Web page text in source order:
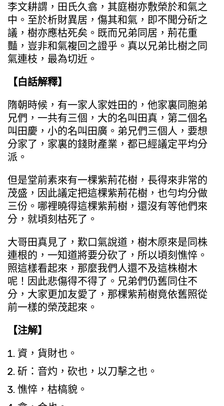
李文耕謂，田氏久翕，其庭樹亦敷榮於和氣之
中。至於析財異居，傷其和氣，即不聞分斫之
議，樹亦應枯死矣。既而兄弟同居，荊花重
豔，豈非和氣複回之證乎。真以兄弟比樹之同
氣連枝，最為切近。
【白話解釋】
隋朝時候，有一家人家姓田的，他家裏同胞弟
兄們，一共有三個，大的名叫田真，第二個名
叫田慶，小的名叫田廣。弟兄們三個人，要想
分家了，家裏的錢財產業，都已經議定平均分
派。
但是堂前素來有一棵紫荊花樹，長得來非常的
茂盛，因此議定把這棵紫荊花樹，也勻均分做
三份。哪裡曉得這棵紫荊樹，還沒有等他們來
分，就頃刻枯死了。
大哥田真見了，歎口氣說道，樹木原來是同株
連根的，一知道將要分砍了，所以頃刻憔悴。
照這樣看起來，那麼我們人還不及這株樹木
呢！因此悲傷得不得了。兄弟們仍舊同住不
分，大家更加友愛了，那棵紫荊樹竟依舊照從
前一樣的榮茂起來。
【注解】
資，貨財也。
斫：音灼，砍也，以刀擊之也。
憔悴，枯槁貌。